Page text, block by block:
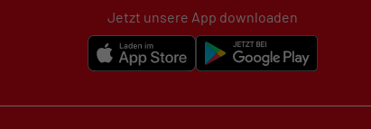
Jetzt unsere App downloaden